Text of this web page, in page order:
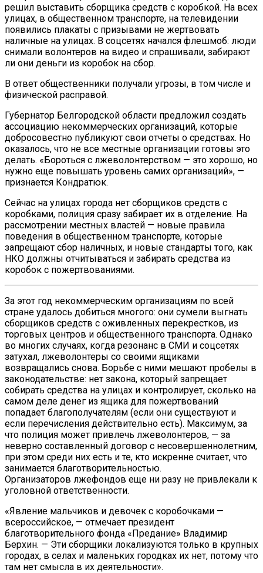
решил выставить сборщика средств с коробкой. На всех
улицах, в общественном транспорте, на телевидении
появились плакаты с призывами не жертвовать
наличные на улицах. В соцсетях начался флешмоб: люди
снимали волонтеров на видео и спрашивали, забирают
ли они деньги из коробок на сбор.
В ответ общественники получали угрозы, в том числе и
физической расправой.
Губернатор Белгородской области предложил создать
ассоциацию некоммерческих организаций, которые
добросовестно публикуют свои отчеты о средствах. Но
оказалось, что не все местные организации готовы это
делать. «Бороться с лжеволонтерством — это хорошо, но
нужно еще повышать уровень самих организаций», —
признается Кондратюк.
Сейчас на улицах города нет сборщиков средств с
коробками, полиция сразу забирает их в отделение. На
рассмотрении местных властей — новые правила
поведения в общественном транспорте, которые
запрещают сбор наличных, и новые стандарты того, как
НКО должны отчитываться и забирать средства из
коробок с пожертвованиями.
За этот год некоммерческим организациям по всей
стране удалось добиться многого: они сумели выгнать
сборщиков средств с оживленных перекрестков, из
торговых центров и общественного транспорта. Однако
во многих случаях, когда резонанс в СМИ и соцсетях
затухал, лжеволонтеры со своими ящиками
возвращались снова. Борьбе с ними мешают пробелы в
законодательстве: нет закона, который запрещает
собирать средства на улицах и контролирует, сколько на
самом деле денег из ящика для пожертвований
попадает благополучателям (если они существуют и
если перечисления действительно есть). Максимум, за
что полиция может привлечь лжеволонтеров, — за
неверно составленный договор с несовершеннолетним,
при этом среди них есть и те, кто искренне считает, что
занимается благотворительностью.
Организаторов лжефондов еще ни разу не привлекали к
уголовной ответственности.
«Явление мальчиков и девочек с коробочками —
всероссийское, — отмечает президент
благотворительного фонда «Предание» Владимир
Берхин. — Эти сборщики локализуются только в крупных
городах, в селах и маленьких городках их нет, потому что
там нет смысла в их деятельности».